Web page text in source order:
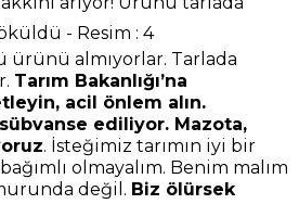
ürünü almıyorlar. Tarlada
Tarım Bakanlığı’na
acil önlem alın.
ediliyor. Mazota,
. İsteğimiz tarımın iyi bir
olmayalım. Benim malım
değil. Biz ölürsek